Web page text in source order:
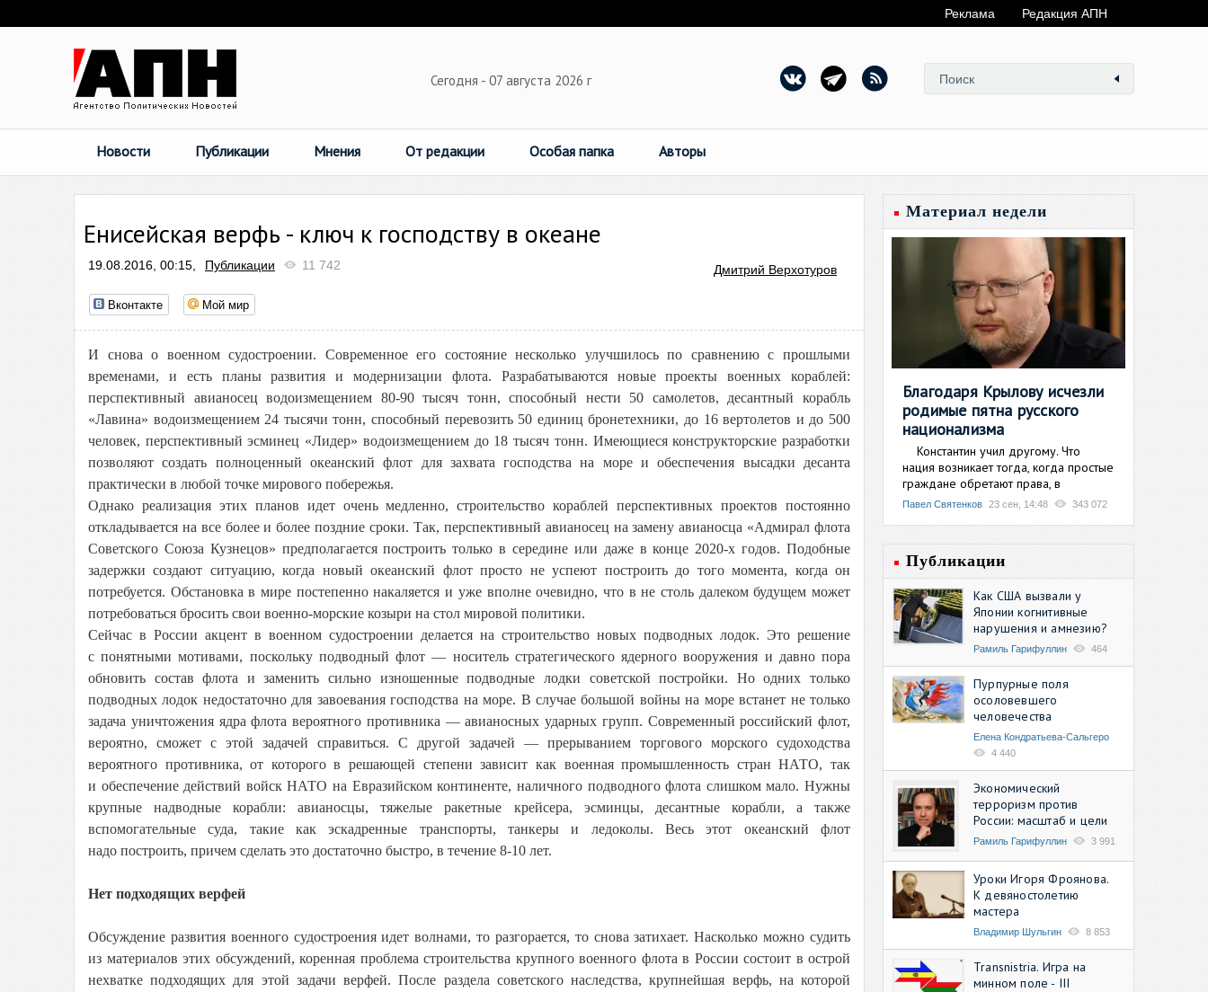
Реклама Редакция АПН
Сегодня - 07 августа 2026 г
Новости Публикации Мнения От редакции Особая папка Авторы
Енисейская верфь - ключ к господству в океане
19.08.2016, 00:15, Публикации 11 742 Дмитрий Верхотуров
Вконтакте Мой мир
И снова о военном судостроении. Современное его состояние несколько улучшилось по сравнению с прошлыми
временами, и есть планы развития и модернизации флота. Разрабатываются новые проекты военных кораблей:
перспективный авианосец водоизмещением 80-90 тысяч тонн, способный нести 50 самолетов, десантный корабль
«Лавина» водоизмещением 24 тысячи тонн, способный перевозить 50 единиц бронетехники, до 16 вертолетов и до 500
человек, перспективный эсминец «Лидер» водоизмещением до 18 тысяч тонн. Имеющиеся конструкторские разработки
позволяют создать полноценный океанский флот для захвата господства на море и обеспечения высадки десанта
практически в любой точке мирового побережья.
Однако реализация этих планов идет очень медленно, строительство кораблей перспективных проектов постоянно
откладывается на все более и более поздние сроки. Так, перспективный авианосец на замену авианосца «Адмирал флота
Советского Союза Кузнецов» предполагается построить только в середине или даже в конце 2020-х годов. Подобные
задержки создают ситуацию, когда новый океанский флот просто не успеют построить до того момента, когда он
потребуется. Обстановка в мире постепенно накаляется и уже вполне очевидно, что в не столь далеком будущем может
потребоваться бросить свои военно-морские козыри на стол мировой политики.
Сейчас в России акцент в военном судостроении делается на строительство новых подводных лодок. Это решение
с понятными мотивами, поскольку подводный флот — носитель стратегического ядерного вооружения и давно пора
обновить состав флота и заменить сильно изношенные подводные лодки советской постройки. Но одних только
подводных лодок недостаточно для завоевания господства на море. В случае большой войны на море встанет не только
задача уничтожения ядра флота вероятного противника — авианосных ударных групп. Современный российский флот,
вероятно, сможет с этой задачей справиться. С другой задачей — прерыванием торгового морского судоходства
вероятного противника, от которого в решающей степени зависит как военная промышленность стран НАТО, так
и обеспечение действий войск НАТО на Евразийском континенте, наличного подводного флота слишком мало. Нужны
крупные надводные корабли: авианосцы, тяжелые ракетные крейсера, эсминцы, десантные корабли, а также
вспомогательные суда, такие как эскадренные транспорты, танкеры и ледоколы. Весь этот океанский флот
надо построить, причем сделать это достаточно быстро, в течение 8-10 лет.
Нет подходящих верфей
Обсуждение развития военного судостроения идет волнами, то разгорается, то снова затихает. Насколько можно судить
из материалов этих обсуждений, коренная проблема строительства крупного военного флота в России состоит в острой
нехватке подходящих для этой задачи верфей. После раздела советского наследства, крупнейшая верфь, на которой
Материал недели
Благодаря Крылову исчезли
родимые пятна русского
национализма
Константин учил другому. Что
нация возникает тогда, когда простые
граждане обретают права, в
Павел Святенков 23 сен, 14:48 343 072
Публикации
Как США вызвали у
Японии когнитивные
нарушения и амнезию?
Рамиль Гарифуллин 464
Пурпурные поля
осоловевшего
человечества
Елена Кондратьева-Сальгеро
4 440
Экономический
терроризм против
России: масштаб и цели
Рамиль Гарифуллин 3 991
Уроки Игоря Фроянова.
К девяностолетию
мастера
Владимир Шульгин 8 853
Transnistria. Игра на
минном поле - III